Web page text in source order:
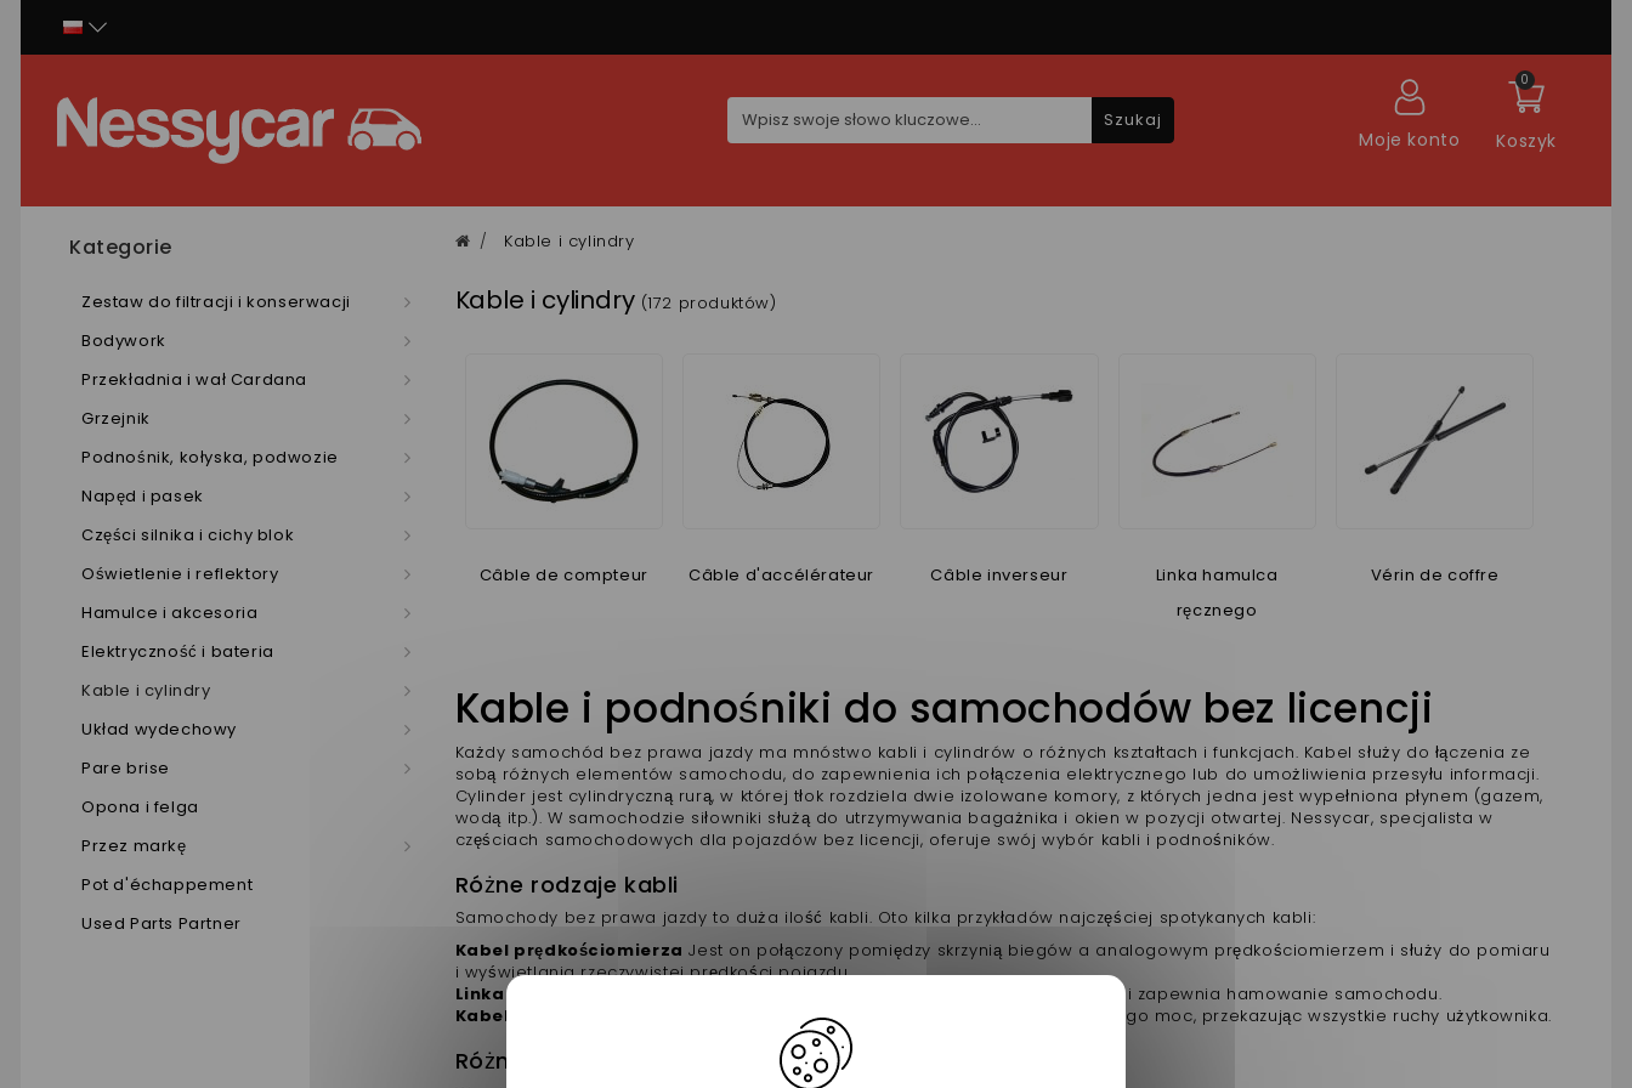
Koszyk
0
Moje konto
Szukaj
Kategorie
Zestaw do filtracji i konserwacji
Bodywork
Przekładnia i wał Cardana
Grzejnik
Podnośnik, kołyska, podwozie
Napęd i pasek
Części silnika i cichy blok
Oświetlenie i reflektory
Hamulce i akcesoria
Elektryczność i bateria
Kable i cylindry
Układ wydechowy
Pare brise
Opona i felga
Przez markę
Pot d'échappement
Used Parts Partner
Kable i cylindry
Kable i cylindry (172 produktów)
Câble de compteur Câble d'accélérateur Câble inverseur
Linka hamulca
ręcznego
Vérin de coffre
Kable i podnośniki do samochodów bez licencji
Każdy samochód bez prawa jazdy ma mnóstwo kabli i cylindrów o różnych kształtach i funkcjach. Kabel służy do łączenia ze
sobą różnych elementów samochodu, do zapewnienia ich połączenia elektrycznego lub do umożliwienia przesyłu informacji.
Cylinder jest cylindryczną rurą, w której tłok rozdziela dwie izolowane komory, z których jedna jest wypełniona płynem (gazem,
wodą itp.). W samochodzie siłowniki służą do utrzymywania bagażnika i okien w pozycji otwartej. Nessycar, specjalista w
częściach samochodowych dla pojazdów bez licencji, oferuje swój wybór kabli i podnośników.
Różne rodzaje kabli
Samochody bez prawa jazdy to duża ilość kabli. Oto kilka przykładów najczęściej spotykanych kabli:
Kabel prędkościomierza Jest on połączony pomiędzy skrzynią biegów a analogowym prędkościomierzem i służy do pomiaru
i wyświetlania rzeczywistej prędkości pojazdu.
Linka hamulca ręcznego
Znajduje się on bezpośrednio w hamulcu ręcznym i zapewnia hamowanie samochodu.
Kabel dławiący
Poprzez połączenie pedału gazu z silnikiem, wpływa on na jego moc, przekazując wszystkie ruchy użytkownika.
Różne rodzaje cylindrów